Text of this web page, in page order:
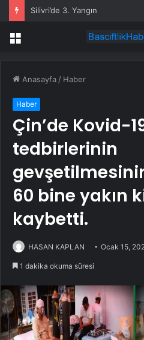
Silivri’de 3. Yangın
Menü
Anasayfa / Haber
Haber
Çin’de Kovid-
tedbirlerinin
60 bine yakın
kaybetti.
HASAN KAPLAN Ocak 15,
1 dakika okuma süresi